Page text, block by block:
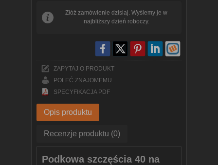
Złóż zamówienie dzisiaj. Wyślemy je w
najbliższy dzień roboczy.
ZAPYTAJ O PRODUKT
POLEĆ ZNAJOMEMU
SPECYFIKACJA PDF
Opis produktu
Recenzje produktu (0)
Podkowa szczęścia 40 na